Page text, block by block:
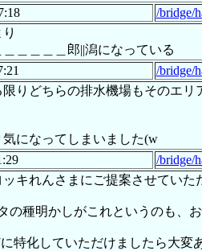
/bridge/
＿＿＿＿郎||潟になっている
/bridge/
りどちらの排水機場もそのエ
になってしまいました(w
/bridge/
キれんさまにご提案させていた
の種明かしがこれというのも、
特化していただけましたら大